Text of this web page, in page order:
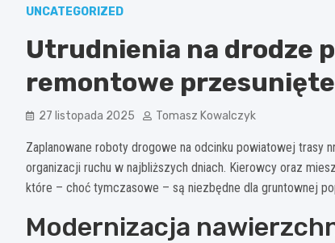
UNCATEGORIZED
Utrudnienia na drodze
remontowe
27 listopada 2025 Tomasz Kowalczyk
Zaplanowane roboty drogowe na odcinku powiatowej trasy
organizacji ruchu w najbliższych dniach. Kierowcy oraz
które – choć tymczasowe – są niezbędne dla gruntownej
Modernizacja